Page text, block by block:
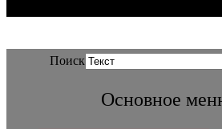
Поиск
Основное